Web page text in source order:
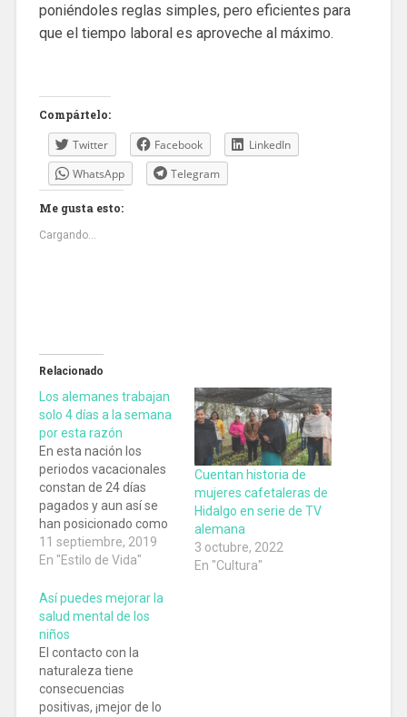
poniéndoles reglas simples, pero eficientes para
que el tiempo laboral es aproveche al máximo.
Compártelo:
Twitter Facebook
LinkedIn
WhatsApp
Telegram
Me gusta esto:
Cargando...
Relacionado
Los alemanes trabajan
solo 4 días a la semana
por esta razón
En esta nación los
periodos vacacionales
constan de 24 días
pagados y aun así se
han posicionado como
el país más productivo
del mundo.
11 septiembre, 2019
En "Estilo de Vida"
Cuentan historia de
mujeres cafetaleras de
Hidalgo en serie de TV
alemana
3 octubre, 2022
En "Cultura"
Así puedes mejorar la
salud mental de los
niños
El contacto con la
naturaleza tiene
consecuencias
positivas, ¡mejor de lo